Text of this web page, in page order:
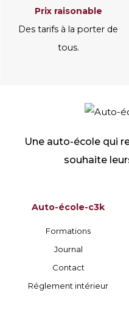
prix raisonable
Des tarifs à la porter de
tous.
Une auto-école qui
souhaite
Auto-école-c3k
Formations
Journal
Contact
Réglement intérieur